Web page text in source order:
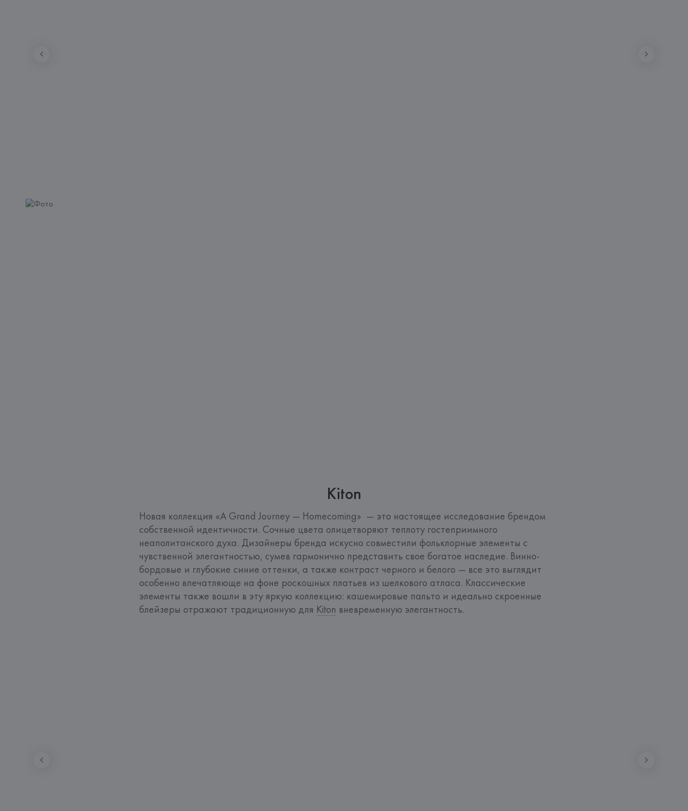
Kiton
Новая коллекция «A Grand Journey — Homecoming»  — это настоящее исследование брендом
собственной идентичности. Сочные цвета олицетворяют теплоту гостеприимного
неаполитанского духа. Дизайнеры бренда искусно совместили фольклорные элементы с
чувственной элегантностью, сумев гармонично представить свое богатое наследие. Винно-
бордовые и глубокие синие оттенки, а также контраст черного и белого — все это выглядит
особенно впечатляюще на фоне роскошных платьев из шелкового атласа. Классические
элементы также вошли в эту яркую коллекцию: кашемировые пальто и идеально скроенные
блейзеры отражают традиционную для Kiton вневременную элегантность.